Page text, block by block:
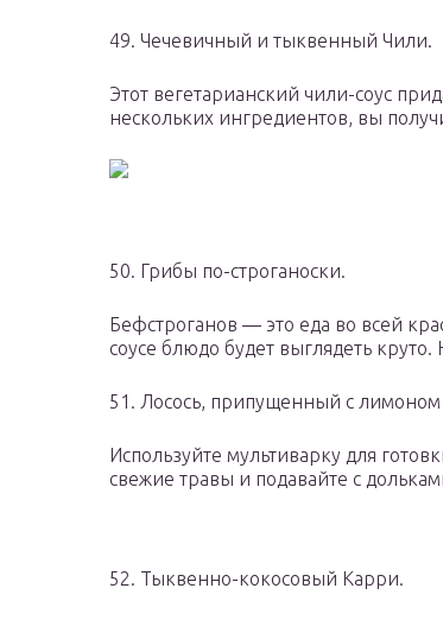
49. Чечевичный и тыквенный Чили.
Этот вегетарианский чили-соус
нескольких ингредиентов, вы
50. Грибы по-строганоски.
Бефстроганов — это еда во всей
соусе блюдо будет выглядеть
51. Лосось, припущенный с
Используйте мультиварку для
свежие травы и подавайте с
52. Тыквенно-кокосовый Карри.